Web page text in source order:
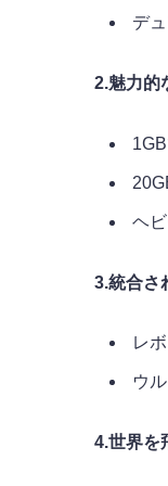
デ
2.魅力的
ヘ
3.統合さ
レ
ウ
4.世界を